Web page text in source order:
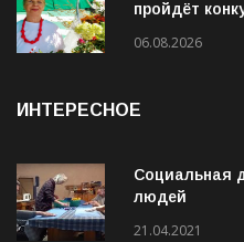
19 августа
Социальная